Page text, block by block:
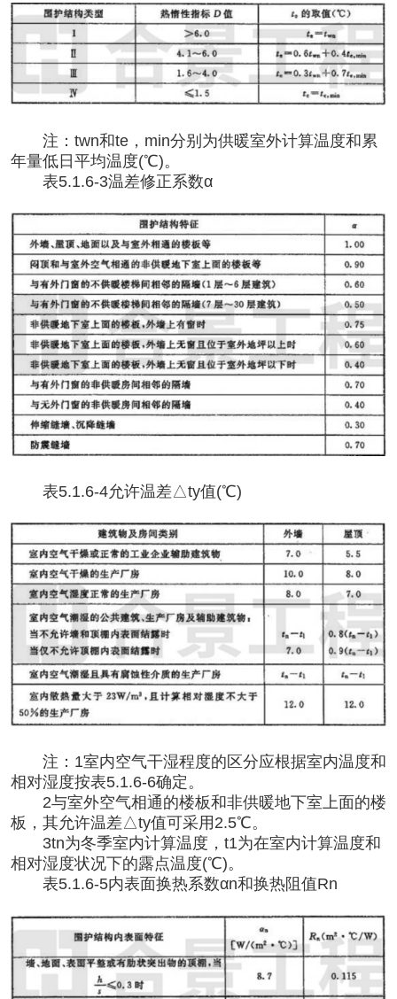
注： twn和te，min分别为供暖室外计算温度和累
年量低日平均温度(℃)。
表5.1.6-3温差修正系数α
表5.1.6-4允许温差△ty值(℃)
注： 1室内空气干湿程度的区分应根据室内温度和
相对湿度按表5.1.6-6确定。
2与室外空气相通的楼板和非供暖地下室上面的楼
板，其允许温差△ty值可采用2.5℃。
3tn为冬季室内计算温度，t1为在室内计算温度和
相对湿度状况下的露点温度(℃)。
表5.1.6-5内表面换热系数αn和换热阻值Rn